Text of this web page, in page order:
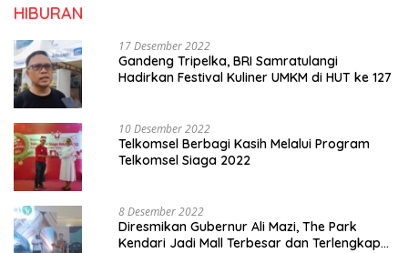
HIBURAN
17 Desember 2022
Gandeng Tripelka, BRI Samratulangi
Hadirkan Festival Kuliner UMKM di HUT ke 127
10 Desember 2022
Telkomsel Berbagi Kasih Melalui Program
Telkomsel Siaga 2022
8 Desember 2022
Diresmikan Gubernur Ali Mazi, The Park
Kendari Jadi Mall Terbesar dan Terlengkap